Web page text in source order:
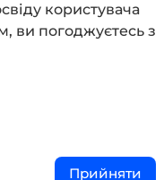
користувача
ви погоджуєтесь з
Прийняти